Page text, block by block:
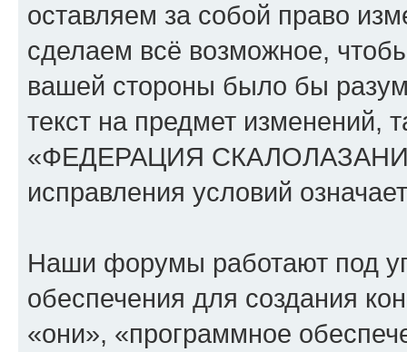
оставляем за собой право
сделаем всё возможное,
вашей стороны было бы
текст на предмет изменений,
«ФЕДЕРАЦИЯ
исправления условий
Наши форумы работают под
обеспечения для создания
«они», «программное